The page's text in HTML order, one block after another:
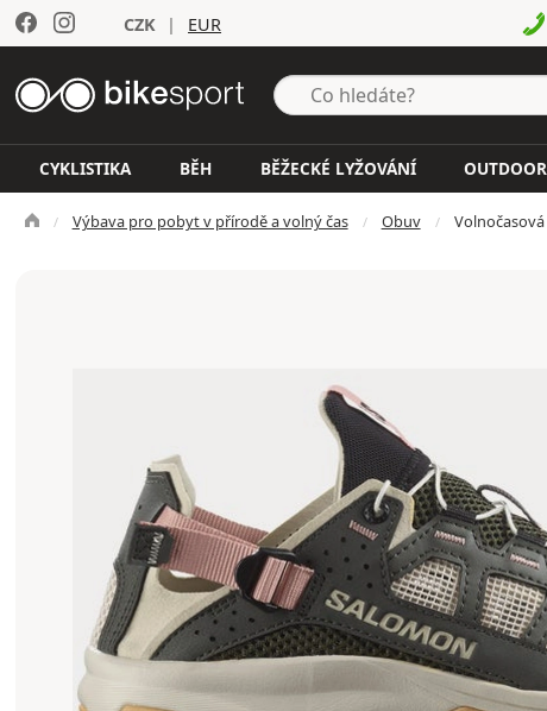
CZK | EUR
CYKLISTIKA BĚH BĚŽECKÉ LYŽOVÁNÍ OUTDOOR
Výbava pro pobyt v přírodě a volný čas Obuv Volnočasová